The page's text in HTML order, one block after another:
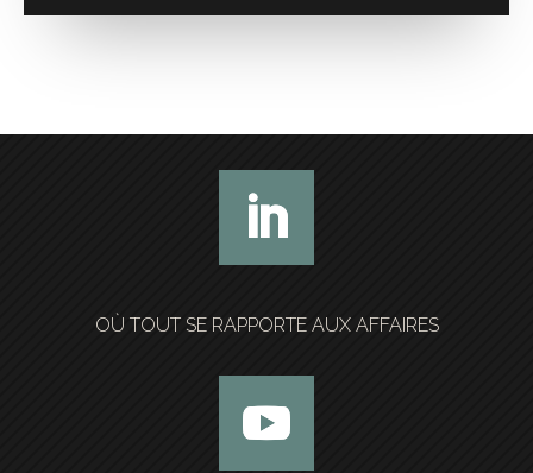
OÙ TOUT SE RAPPORTE AUX AFFAIRES